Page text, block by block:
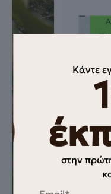
Κάντε
στην
Email